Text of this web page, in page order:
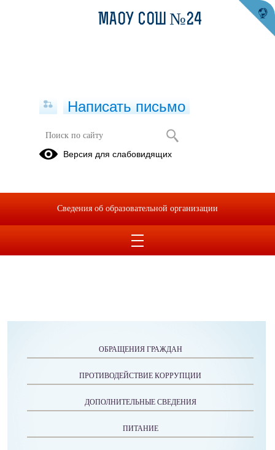
Публикации за 11.06.2026
В преддверии Дня
России.
ОБРАЩЕНИЯ ГРАЖДАН
ПРОТИВОДЕЙСТВИЕ КОРРУПЦИИ
ДОПОЛНИТЕЛЬНЫЕ СВЕДЕНИЯ
ПИТАНИЕ
МАОУ СОШ №24
Написать письмо
Версия для слабовидящих
Сведения об образовательной организации